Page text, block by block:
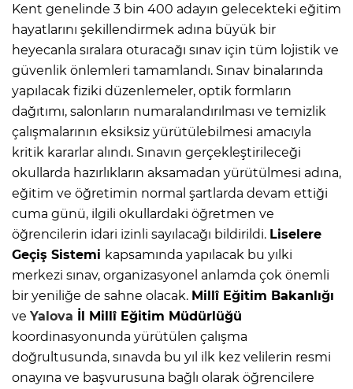
Kent genelinde 3 bin 400 adayın gelecekteki eğitim
hayatlarını şekillendirmek adına büyük bir
heyecanla sıralara oturacağı sınav için tüm lojistik ve
güvenlik önlemleri tamamlandı. Sınav binalarında
yapılacak fiziki düzenlemeler, optik formların
dağıtımı, salonların numaralandırılması ve temizlik
çalışmalarının eksiksiz yürütülebilmesi amacıyla
kritik kararlar alındı. Sınavın gerçekleştirileceği
okullarda hazırlıkların aksamadan yürütülmesi adına,
eğitim ve öğretimin normal şartlarda devam ettiği
cuma günü, ilgili okullardaki öğretmen ve
öğrencilerin idari izinli sayılacağı bildirildi. Liselere
Geçiş Sistemi kapsamında yapılacak bu yılki
merkezi sınav, organizasyonel anlamda çok önemli
bir yeniliğe de sahne olacak. Millî Eğitim Bakanlığı
ve Yalova İl Millî Eğitim Müdürlüğü
koordinasyonunda yürütülen çalışma
doğrultusunda, sınavda bu yıl ilk kez velilerin resmi
onayına ve başvurusuna bağlı olarak öğrencilere